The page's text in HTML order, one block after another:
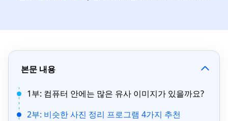
본문 내용
1부: 컴퓨터 안에는 많은 유사 이미지가 있을까요?
2부: 비슷한 사진 정리 프로그램 4가지 추천